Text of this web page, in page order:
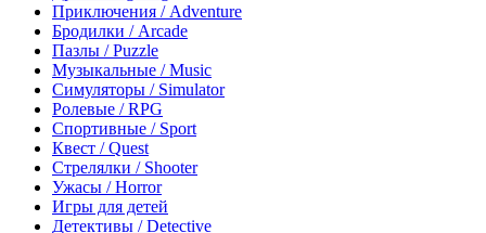
Приключения / Adventure
Бродилки / Arcade
Пазлы / Puzzle
Музыкальные / Music
Симуляторы / Simulator
Ролевые / RPG
Спортивные / Sport
Квест / Quest
Стрелялки / Shooter
Ужасы / Horror
Игры для детей
Детективы / Detective